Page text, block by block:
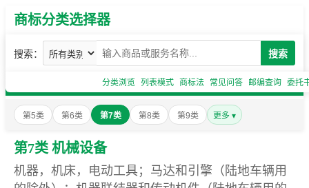
商标分类选择器
搜索： 搜索
分类浏览 列表模式 商标法 常见问答 邮编查询 委托
第5类 第6类 第7类 第8类 第9类 更多 ▾
第7类 机械设备
机器，机床，电动工具；马达和引擎（陆地车辆用